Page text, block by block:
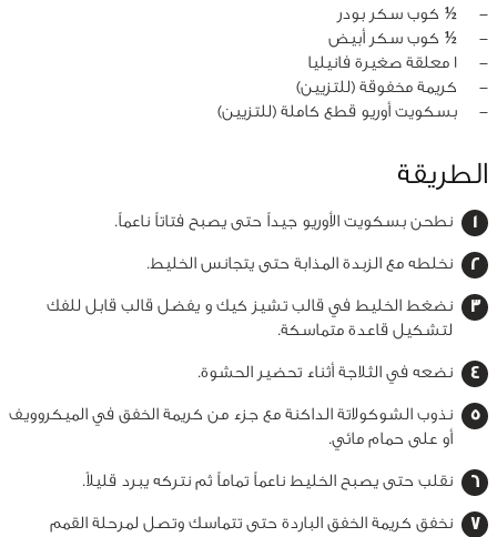
‏-
½ كوب سكر بودر
‏-
½ كوب سكر أبيض
‏-
1 معلقة صغيرة فانيليا
‏-
كريمة مخفوقة (للتزيين)
‏-
بسكويت أوريو قطع كاملة (للتزيين)
الطريقة
نطحن بسكويت الأوريو جيداً حتى يصبح فتاتاً ناعماً.
نخلطه مع الزبدة المذابة حتى يتجانس الخليط.
نضغط الخليط في قالب تشيز كيك و يفضل قالب قابل للفك
لتشكيل قاعدة متماسكة.
نضعه في الثلاجة أثناء تحضير الحشوة.
نذوب الشوكولاتة الداكنة مع جزء من كريمة الخفق في الميكروويف
أو على حمام مائي.
نقلب حتى يصبح الخليط ناعماً تماماً ثم نتركه يبرد قليلاً.
نخفق كريمة الخفق الباردة حتى تتماسك وتصل لمرحلة القمم